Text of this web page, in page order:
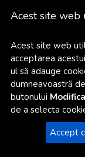
Sunt de acord
precum și cu
caracter
Acest site web
Acest site web
acceptarea
ul să adauge
dumneavoastră
butonului
de a selecta
Accept